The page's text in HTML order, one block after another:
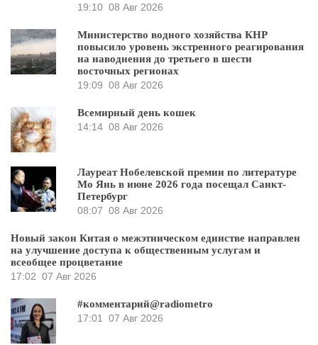
19:10 08 Авг 2026
Министерство водного хозяйства КНР
повысило уровень экстренного реагирования
на наводнения до третьего в шести
восточных регионах
19:09 08 Авг 2026
Всемирный день кошек
14:14 08 Авг 2026
Лауреат Нобелевской премии по литературе
Мо Янь в июне 2026 года посещал Санкт-
Петербург
08:07 08 Авг 2026
Новый закон Китая о межэтническом единстве направлен
на улучшение доступа к общественным услугам и
всеобщее процветание
17:02 07 Авг 2026
#комментарий@radiometro
17:01 07 Авг 2026